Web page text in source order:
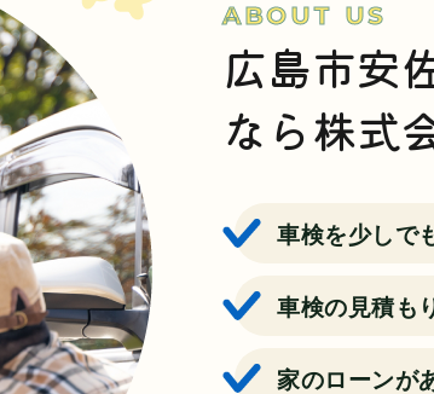
ABOUT US
広島市安
なら株式
車検を少しで
車検の見積も
家のローンが